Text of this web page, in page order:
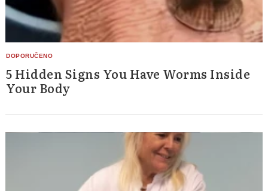
5 Hidden Signs You Have Worms Inside
Your Body